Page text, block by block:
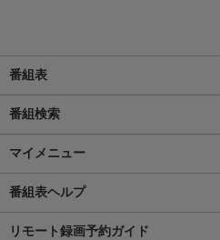
番組表
番組検索
マイメニュー
番組表ヘルプ
リモート録画予約ガイド